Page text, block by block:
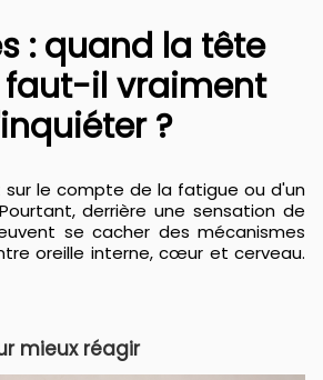
: quand la tête
faut-il vraiment
?
le compte de la fatigue ou d'un
derrière une sensation de
se cacher des mécanismes
oreille interne, cœur et cerveau.
mieux réagir